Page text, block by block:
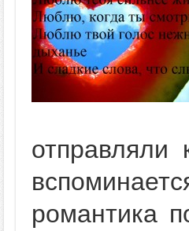
отправляли
романтика